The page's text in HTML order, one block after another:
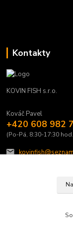
Kontakty
KOVIN FISH s.r.o.
Kováč Pavel
+420 608 982
(Po-Pá, 8:30-17:30